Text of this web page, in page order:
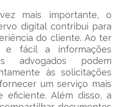
mais importante, o
digital contribui para
do cliente. Ao ter
e fácil a informações
advogados podem
às solicitações
um serviço mais
eficiente. Além disso, a